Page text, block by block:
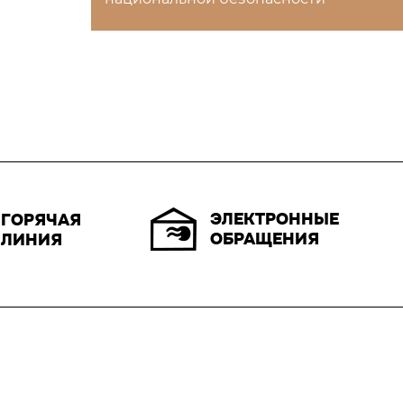
ГОРЯЧАЯ
ЛИНИЯ
ЭЛЕКТРОННЫЕ
ОБРАЩЕНИЯ